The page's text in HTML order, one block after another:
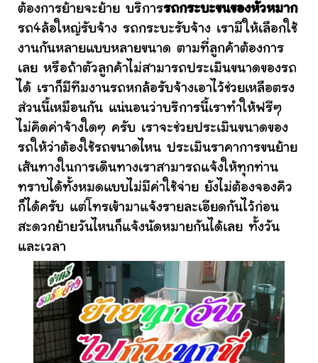
ต้องการย้ายจะย้าย บริการรถกระบะขนของหัวหมาก
รถ4ล้อใหญ่รับจ้าง รถกระบะรับจ้าง เรามีให้เลือกใช้
งานกันหลายแบบหลายขนาด ตามที่ลูกค้าต้องการ
เลย หรือถ้าตัวลูกค้าไม่สามารถประเมินขนาดของรถ
ได้ เราก็มีทีมงานรถหกล้อรับจ้างเอาไว้ช่วยเหลือตรง
ส่วนนี้เหมือนกัน แน่นอนว่าบริการนี้เราทำให้ฟรีๆ
ไม่คิดค่าจ้างใดๆ ครับ เราจะช่วยประเมินขนาดของ
รถให้ว่าต้องใช้รถขนาดไหน ประเมินราคาการขนย้าย
เส้นทางในการเดินทางเราสามารถแจ้งให้ทุกท่าน
ทราบได้ทั้งหมดแบบไม่มีค่าใช้จ่าย ยังไม่ต้องจองคิว
ก็ได้ครับ แต่โทรเข้ามาแจ้งรายละเอียดกันไว้ก่อน
สะดวกย้ายวันไหนก็แจ้งนัดหมายกันได้เลย ทั้งวัน
และเวลา